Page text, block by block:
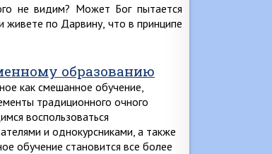
не видим? Может Бог пытается
живете по Дарвину, что в принципе
образованию
как смешанное обучение,
традиционного очного
воспользоваться
и однокурсниками, а также
обучение становится все более